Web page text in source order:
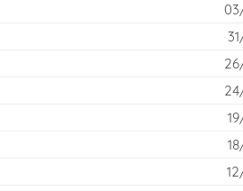
truyện Mỗi Tuần Ta